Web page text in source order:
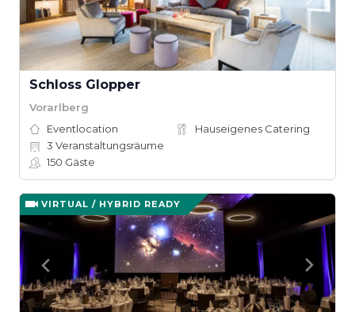
Schloss Glopper
Vorarlberg
Eventlocation
Hauseigenes Catering
3 Veranstaltungsräume
150 Gäste
VIRTUAL / HYBRID READY